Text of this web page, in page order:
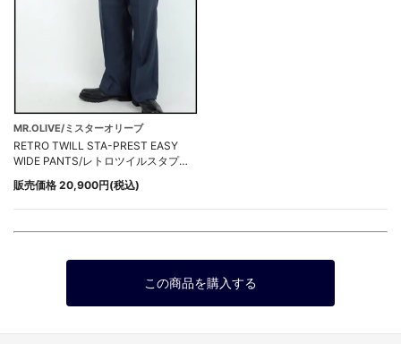
MR.OLIVE/ミスターオリーブ
RETRO TWILL STA-PREST EASY
WIDE PANTS/レトロツイルスタプレ
ワイドイージーパンツ
販売価格 20,900円(税込)
この商品を購入する